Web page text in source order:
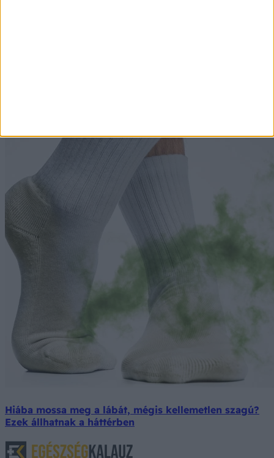
Hiába mossa meg a lábát, mégis kellemetlen szagú?
Ezek állhatnak a háttérben